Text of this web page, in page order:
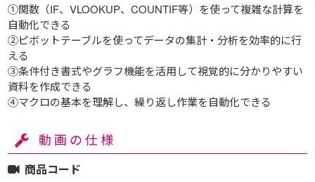
①関数（IF、VLOOKUP、COUNTIF等）を使って複雑な計算を
自動化できる
②ピボットテーブルを使ってデータの集計・分析を効率的に行
える
③条件付き書式やグラフ機能を活用して視覚的に分かりやすい
資料を作成できる
④マクロの基本を理解し、繰り返し作業を自動化できる
動画の仕様
商品コード